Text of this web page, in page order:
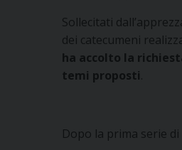
Sollecitati
dei catecumeni
ha accolto la
temi proposti.
Dopo la prima serie